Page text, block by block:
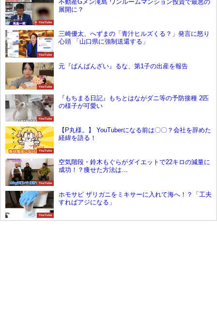
YouTube
不動産Gメン滝島 ワンルームマンション投資で最悪の
展開に？
YouTube
三崎優太、へずまの「青汁ヒルズくる？」発言に怒り
心頭 「山口県に強制送還する」
YouTube
元『ばんばんざい』るな、第1子の出産を報告
YouTube
『もちまる日記』もちとはながダニ等の予防接種 2匹
の様子が可愛い
YouTube
【P丸様。】 YouTuberになる前は〇〇？会社を辞めた
経緯を語る！
YouTube
空気階段・鈴木もぐらがダイエットで22キロの減量に
成功！？痩せた方法は…
YouTube
ホモサピ ザリガニをミキサーに入れて海へ！？「工夫
すればアジになる」